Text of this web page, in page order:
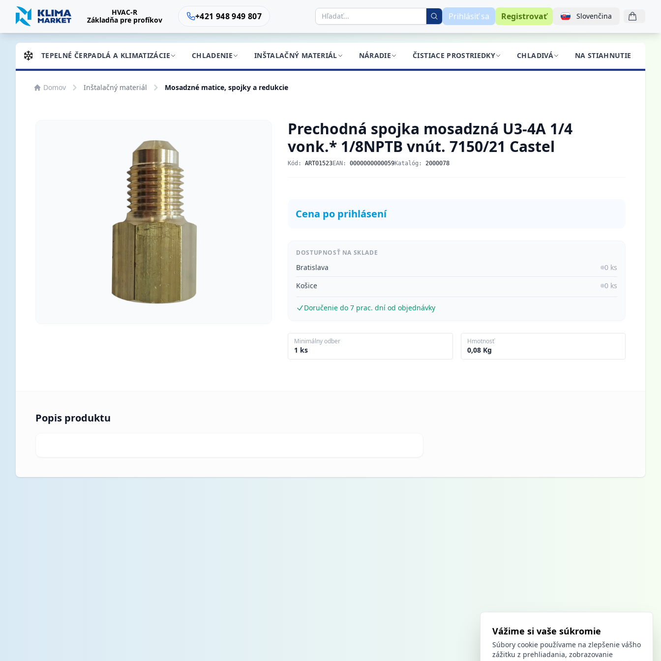
HVAC-R
Základňa pre profíkov
+421 948 949 807 Prihlásiť sa Registrovať Slovenčina
TEPELNÉ ČERPADLÁ A KLIMATIZÁCIE CHLADENIE INŠTALAČNÝ MATERIÁL NÁRADIE ČISTIACE PROSTRIEDKY CHLADIVÁ NA STIAHNUTIE
Domov Inštalačný materiál Mosadzné matice, spojky a redukcie
Prechodná spojka mosadzná U3-4A 1/4
vonk.* 1/8NPTB vnút. 7150/21 Castel
Kód:ART01523EAN:0000000000059Katalóg:2000078
Cena po prihlásení
DOSTUPNOSŤ NA SKLADE
Bratislava
0 ks
Košice
0 ks
Doručenie do 7 prac. dní od objednávky
Minimálny odber
1 ks
Hmotnosť
0,08 Kg
Popis produktu
Vážime si vaše súkromie
Súbory cookie používame na zlepšenie vášho
zážitku z prehliadania, zobrazovanie